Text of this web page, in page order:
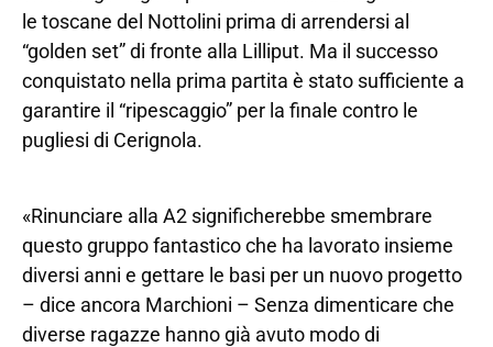
le toscane del Nottolini prima di arrendersi al
“golden set” di fronte alla Lilliput. Ma il successo
conquistato nella prima partita è stato sufficiente a
garantire il “ripescaggio” per la finale contro le
pugliesi di Cerignola.
«Rinunciare alla A2 significherebbe smembrare
questo gruppo fantastico che ha lavorato insieme
diversi anni e gettare le basi per un nuovo progetto
– dice ancora Marchioni – Senza dimenticare che
diverse ragazze hanno già avuto modo di